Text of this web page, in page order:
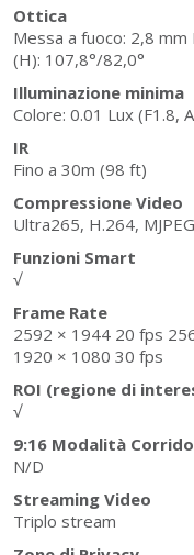
Ottica
Messa a fuoco: 2,8 mm
(H): 107,8°/82,0°
Illuminazione minima
Colore: 0.01 Lux (F1.8,
IR
Fino a 30m (98 ft)
Compressione Video
Ultra265, H.264, MJPEG
Funzioni Smart
√
Frame Rate
2592 × 1944 20 fps
1920 × 1080 30 fps
ROI (regione di
√
9:16 Modalità
N/D
Streaming Video
Triplo stream